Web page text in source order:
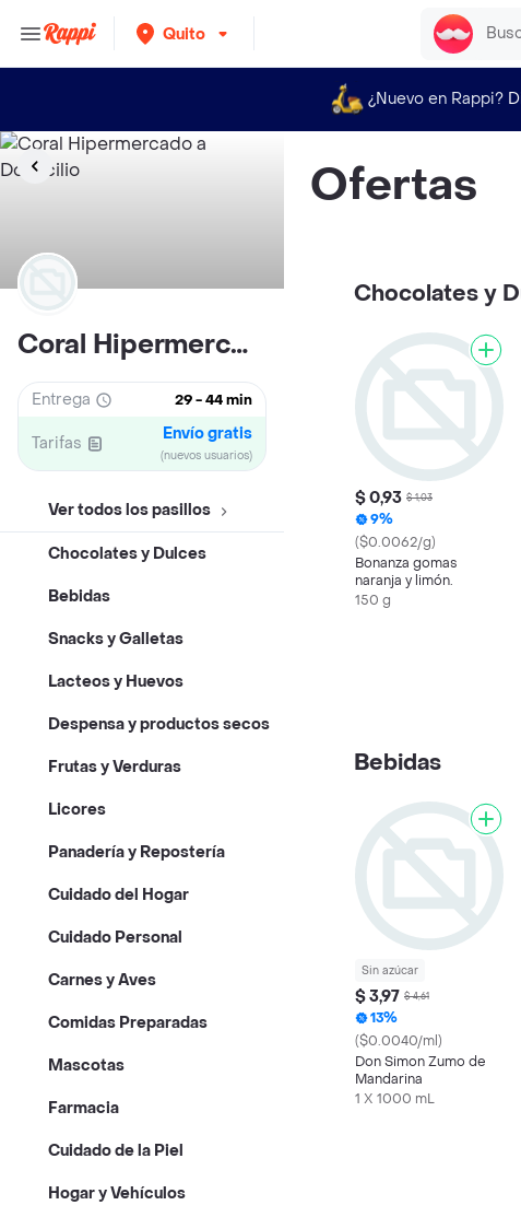
Quito
¿Nuevo en Rappi?
Coral Hipermercado
Entrega 29 - 44 min
Tarifas Envío gratis
(nuevos usuarios)
Ver todos los pasillos
Chocolates y Dulces
Bebidas
Snacks y Galletas
Lacteos y Huevos
Despensa y productos secos
Frutas y Verduras
Licores
Panadería y Repostería
Cuidado del Hogar
Cuidado Personal
Carnes y Aves
Comidas Preparadas
Mascotas
Farmacia
Cuidado de la Piel
Hogar y Vehículos
Ofertas
Chocolates y
$ 0,93 $ 1,03
9%
($0.0062/g)
Bonanza gomas
naranja y limón.
150 g
Bebidas
Sin azúcar
$ 3,97 $ 4,61
13%
($0.0040/ml)
Don Simon Zumo de
Mandarina
1 X 1000 mL